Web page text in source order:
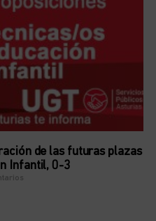
de las futuras plazas
Infantil, 0-3